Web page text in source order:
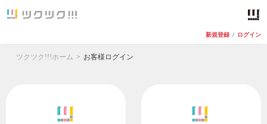
新規登録 / ログイン
ツクツク!!!ホーム お客様ログイン